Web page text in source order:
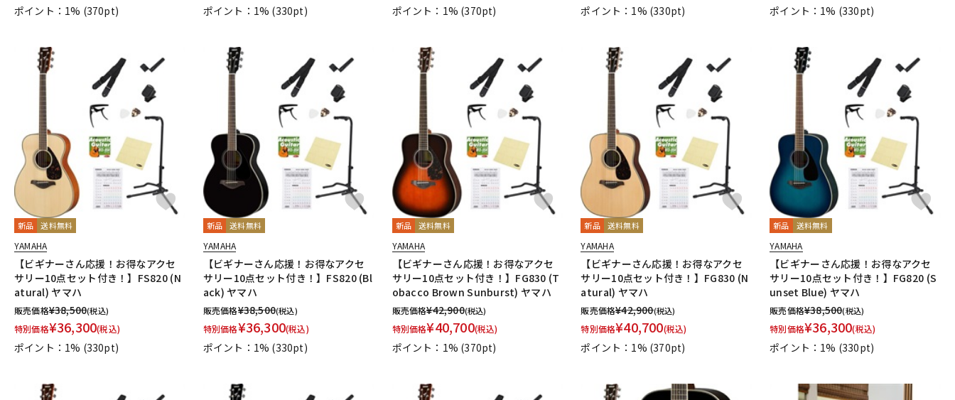
ポイント：1% (370pt) ポイント：1% (330pt) ポイント：1% (370pt) ポイント：1% (330pt) ポイント：1% (330pt)
新品 送料無料
YAMAHA
【ビギナーさん応援！お得なアクセ
サリー10点セット付き！】FS820 (N
atural) ヤマハ
販売価格¥38,500(税込)
特別価格¥36,300(税込)
ポイント：1% (330pt)
新品 送料無料
YAMAHA
【ビギナーさん応援！お得なアクセ
サリー10点セット付き！】FS820 (Bl
ack) ヤマハ
販売価格¥38,500(税込)
特別価格¥36,300(税込)
ポイント：1% (330pt)
新品 送料無料
YAMAHA
【ビギナーさん応援！お得なアクセ
サリー10点セット付き！】FG830 (T
obacco Brown Sunburst) ヤマハ
販売価格¥42,900(税込)
特別価格¥40,700(税込)
ポイント：1% (370pt)
新品 送料無料
YAMAHA
【ビギナーさん応援！お得なアクセ
サリー10点セット付き！】FG830 (N
atural) ヤマハ
販売価格¥42,900(税込)
特別価格¥40,700(税込)
ポイント：1% (370pt)
新品 送料無料
YAMAHA
【ビギナーさん応援！お得なアクセ
サリー10点セット付き！】FG820 (S
unset Blue) ヤマハ
販売価格¥38,500(税込)
特別価格¥36,300(税込)
ポイント：1% (330pt)